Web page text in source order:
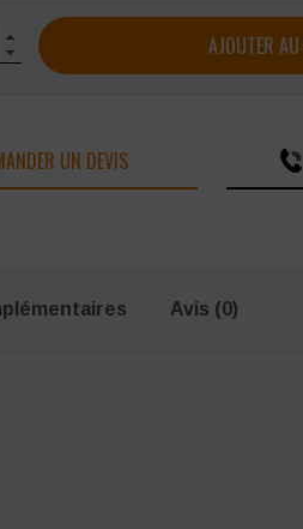
de Pantalon Portwest Bizweld
AJOUTER
UN DEVIS
Avis (0)